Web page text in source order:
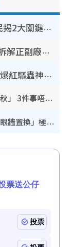
裝修拆鐵閘隨時變賊人目標？網民揭2大關鍵用途：裝新式等於白裝？附新舊鐵閘分別
網傳公院改用內地/副廠藥？醫生拆解正副廠分別 揭4類人換藥隨時出事
怕蟲人士夏日救星！日本3COINS爆紅驅蟲神器$45起 1招「全程免觸碰」輕鬆搞定小強
立秋2026｜8月7日立秋進入「多事之秋」 3件事唔做得！專家教6招開運 清枱頭／銀包納氣接好運
颱風白海豚料周日襲浙江！經歷5次「眼牆置換」極罕見 成登陸內地最長途颱風